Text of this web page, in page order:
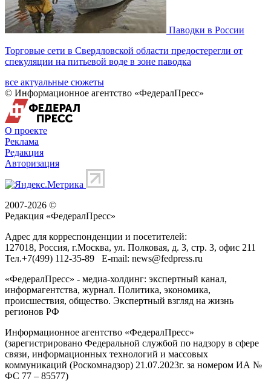
Паводки в России
Торговые сети в Свердловской области предостерегли от
спекуляции на питьевой воде в зоне паводка
все актуальные сюжеты
© Информационное агентство «ФедералПресс»
О проекте
Реклама
Редакция
Авторизация
2007-2026 ©
Редакция «ФедералПресс»
Адрес для корреспонденции и посетителей:
127018, Россия, г.Москва, ул. Полковая, д. 3, стр. 3, офис 211
Тел.+7(499) 112-35-89 E-mail: news@fedpress.ru
«ФедералПресс» - медиа-холдинг: экспертный канал,
информагентства, журнал. Политика, экономика,
происшествия, общество. Экспертный взгляд на жизнь
регионов РФ
Информационное агентство «ФедералПресс»
(зарегистрировано Федеральной службой по надзору в сфере
связи, информационных технологий и массовых
коммуникаций (Роскомнадзор) 21.07.2023г. за номером ИА №
ФС 77 – 85577)